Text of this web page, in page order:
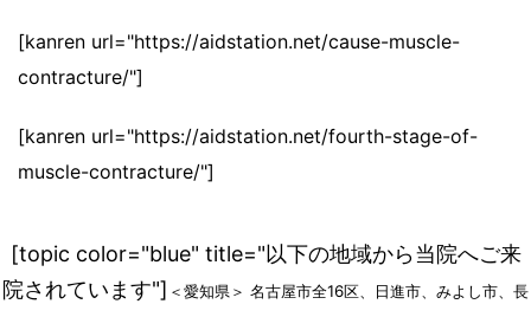
[kanren url="https://aidstation.net/cause-muscle-
contracture/"]
[kanren url="https://aidstation.net/fourth-stage-of-
muscle-contracture/"]
[topic color="blue" title="以下の地域から当院へご来
院されています"] ＜愛知県＞ 名古屋市全16区、日進市、みよし市、長